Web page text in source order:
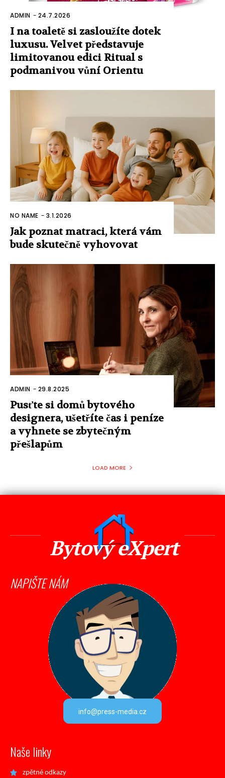
ADMIN - 24.7.2026
I na toaletě si zasloužíte dotek
luxusu. Velvet představuje
limitovanou edici Ritual s
podmanivou vůní Orientu
NO NAME - 3.1.2026
Jak poznat matraci, která vám
bude skutečně vyhovovat
ADMIN - 29.8.2025
Pusťte si domů bytového
designera, ušetříte čas i peníze
a vyhnete se zbytečným
přešlapům
LOAD MORE
Bytový eXpert
NAPIŠTE NÁM
info@press-media.cz
Naše linky
zpětné odkazy